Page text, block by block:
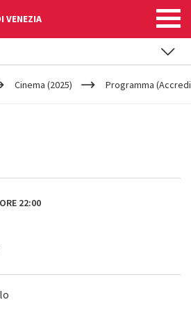
VENEZIA
Cinema (2025) Programma
ORE 22:00